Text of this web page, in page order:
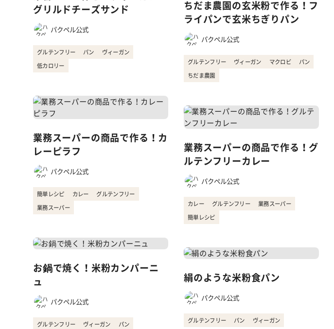
グリルドチーズサンド
パクペル公式
グルテンフリー パン ヴィーガン
低カロリー
業務スーパーの商品で作る！カ
レーピラフ
パクペル公式
簡単レシピ カレー グルテンフリー
業務スーパー
お鍋で焼く！米粉カンパーニ
ュ
パクペル公式
グルテンフリー ヴィーガン パン
ちだま農園の玄米粉で作る！フ
ライパンで玄米ちぎりパン
パクペル公式
グルテンフリー ヴィーガン マクロビ パン
ちだま農園
業務スーパーの商品で作る！グ
ルテンフリーカレー
パクペル公式
カレー グルテンフリー 業務スーパー
簡単レシピ
絹のような米粉食パン
パクペル公式
グルテンフリー パン ヴィーガン